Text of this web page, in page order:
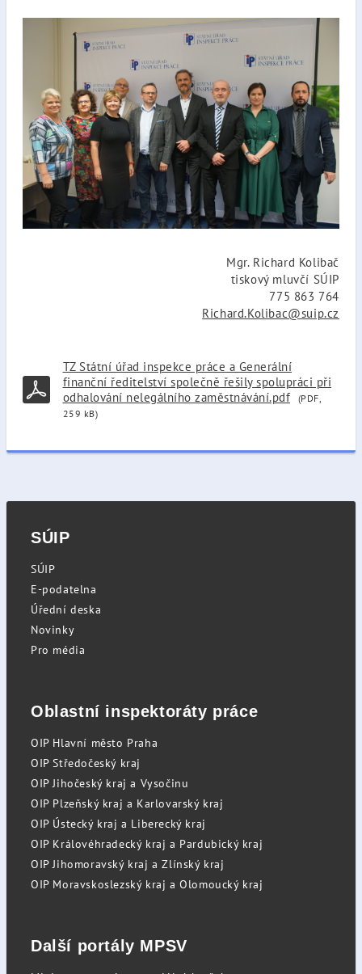
Mgr. Richard Kolibač
tiskový mluvčí SÚIP
775 863 764
Richard.Kolibac@suip.cz
TZ Státní úřad inspekce práce a Generální
finanční ředitelství společně řešily spolupráci při
odhalování nelegálního zaměstnávání.pdf
(PDF,
259 kB)
SÚIP
SÚIP
E-podatelna
Úřední deska
Novinky
Pro média
Oblastní inspektoráty práce
OIP Hlavní město Praha
OIP Středočeský kraj
OIP Jihočeský kraj a Vysočinu
OIP Plzeňský kraj a Karlovarský kraj
OIP Ústecký kraj a Liberecký kraj
OIP Královéhradecký kraj a Pardubický kraj
OIP Jihomoravský kraj a Zlínský kraj
OIP Moravskoslezský kraj a Olomoucký kraj
Další portály MPSV